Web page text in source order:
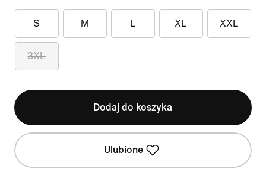
S M L XL XXL
3XL
Dodaj do koszyka
Ulubione